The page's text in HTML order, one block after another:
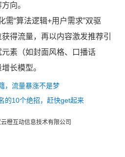
向。
需“算法逻辑+用户需求”双驱
得流量，再以内容激发推荐引
素（如封面风格、口播话
长模型。
，流量暴涨不是梦
的10个绝招，赶快get起来
橙互动信息技术有限公司